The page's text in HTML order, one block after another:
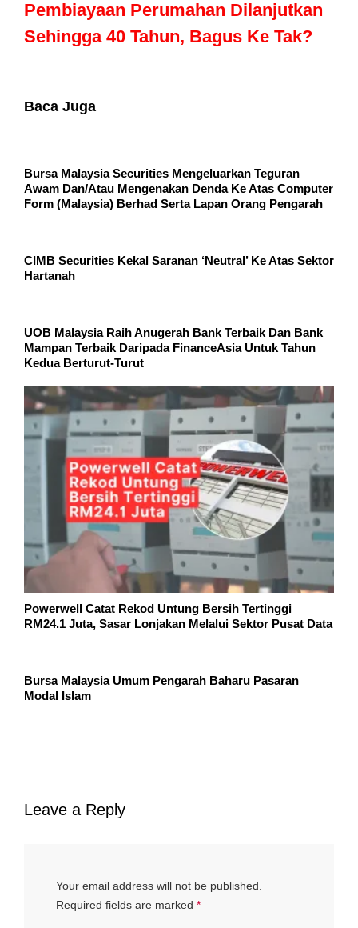
Pembiayaan Perumahan Dilanjutkan
Sehingga 40 Tahun, Bagus Ke Tak?
Baca Juga
Bursa Malaysia Securities Mengeluarkan Teguran
Awam Dan/Atau Mengenakan Denda Ke Atas Computer
Form (Malaysia) Berhad Serta Lapan Orang Pengarah
CIMB Securities Kekal Saranan ‘Neutral’ Ke Atas Sektor
Hartanah
UOB Malaysia Raih Anugerah Bank Terbaik Dan Bank
Mampan Terbaik Daripada FinanceAsia Untuk Tahun
Kedua Berturut-Turut
Powerwell Catat Rekod Untung Bersih Tertinggi
RM24.1 Juta, Sasar Lonjakan Melalui Sektor Pusat Data
Bursa Malaysia Umum Pengarah Baharu Pasaran
Modal Islam
Leave a Reply
Your email address will not be published.
Required fields are marked *